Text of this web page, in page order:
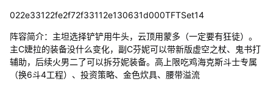
022e33122fe2f72f33112e130631d000TFTSet14
阵容简介：主坦选择铲铲用牛头，云顶用蒙多（一定要有狂徒）。
主C婕拉的装备没什么变化，副C芬妮可以带新版虚空之杖、鬼书打
辅助，后续火男二了可以拆芬妮装备。高上限吃鸡海克斯斗士专属
（换6斗4工程）、投资策略、金色炊具、腰带溢流